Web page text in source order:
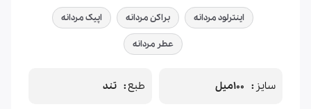
اینترلود مردانه براکن مردانه اپیک مردانه
عطر مردانه
سایز 100میل طبع تند